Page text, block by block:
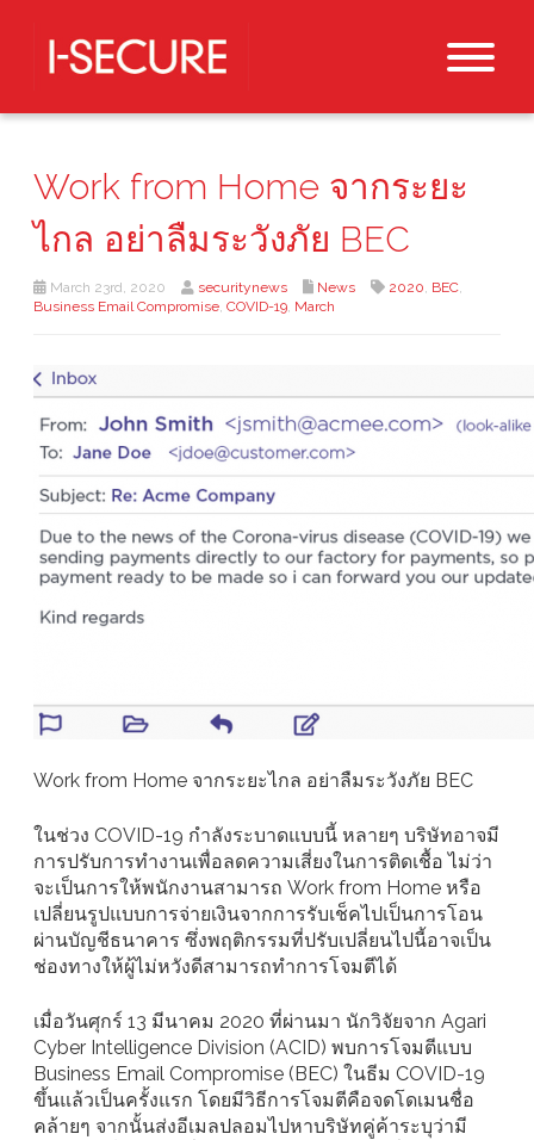
Work from Home จากระยะ
ไกล อย่าลืมระวังภัย BEC
March 23rd, 2020 securitynews News 2020, BEC,
Business Email Compromise, COVID-19, March
Work from Home จากระยะไกล อย่าลืมระวังภัย BEC
ในช่วง COVID-19 กำลังระบาดแบบนี้ หลายๆ บริษัทอาจมี
การปรับการทำงานเพื่อลดความเสี่ยงในการติดเชื้อ ไม่ว่า
จะเป็นการให้พนักงานสามารถ Work from Home หรือ
เปลี่ยนรูปแบบการจ่ายเงินจากการรับเช็คไปเป็นการโอน
ผ่านบัญชีธนาคาร ซึ่งพฤติกรรมที่ปรับเปลี่ยนไปนี้อาจเป็น
ช่องทางให้ผู้ไม่หวังดีสามารถทำการโจมตีได้
เมื่อวันศุกร์ 13 มีนาคม 2020 ที่ผ่านมา นักวิจัยจาก Agari
Cyber Intelligence Division (ACID) พบการโจมตีแบบ
Business Email Compromise (BEC) ในธีม COVID-19
ขึ้นแล้วเป็นครั้งแรก โดยมีวิธีการโจมตีคือจดโดเมนชื่อ
คล้ายๆ จากนั้นส่งอีเมลปลอมไปหาบริษัทคู่ค้าระบุว่ามี